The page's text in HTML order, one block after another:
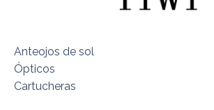
Anteojos de sol
Ópticos
Cartucheras